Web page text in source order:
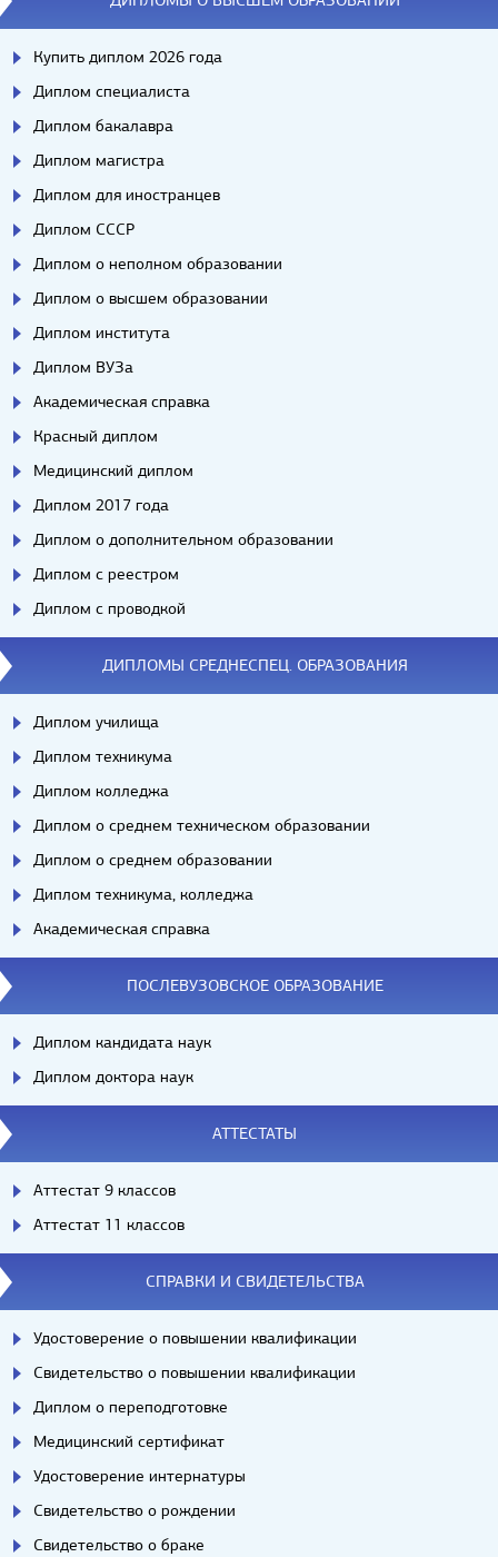
Купить диплом 2026 года
Диплом специалиста
Диплом бакалавра
Диплом магистра
Диплом для иностранцев
Диплом СССР
Диплом о неполном образовании
Диплом о высшем образовании
Диплом института
Диплом ВУЗа
Академическая справка
Красный диплом
Медицинский диплом
Диплом 2017 года
Диплом о дополнительном образовании
Диплом с реестром
Диплом с проводкой
ДИПЛОМЫ СРЕДНЕСПЕЦ. ОБРАЗОВАНИЯ
Диплом училища
Диплом техникума
Диплом колледжа
Диплом о среднем техническом образовании
Диплом о среднем образовании
Диплом техникума, колледжа
Академическая справка
ПОСЛЕВУЗОВСКОЕ ОБРАЗОВАНИЕ
Диплом кандидата наук
Диплом доктора наук
АТТЕСТАТЫ
Аттестат 9 классов
Аттестат 11 классов
СПРАВКИ И СВИДЕТЕЛЬСТВА
Удостоверение о повышении квалификации
Свидетельство о повышении квалификации
Диплом о переподготовке
Медицинский сертификат
Удостоверение интернатуры
Свидетельство о рождении
Свидетельство о браке